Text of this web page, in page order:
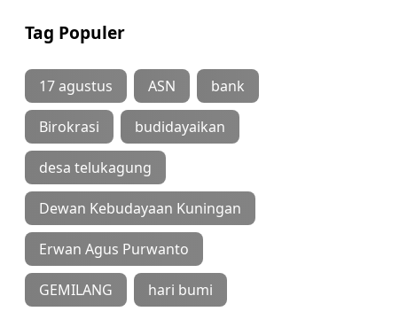
Tag Populer
17 agustus ASN bank
Birokrasi budidayaikan
desa telukagung
Dewan Kebudayaan Kuningan
Erwan Agus Purwanto
GEMILANG hari bumi